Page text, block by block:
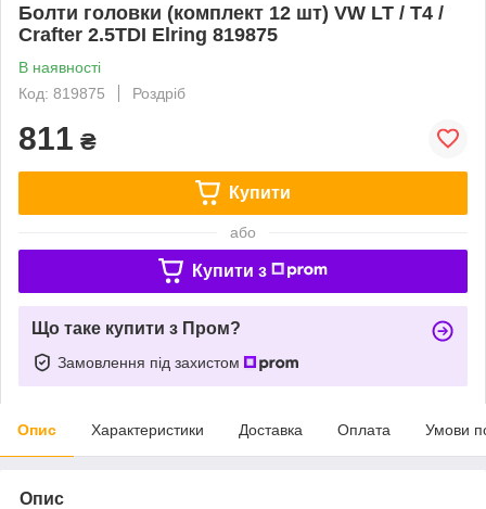
Болти головки (комплект 12 шт) VW LT / T4 /
Crafter 2.5TDI Elring 819875
В наявності
Код: 819875
Роздріб
811 ₴
Купити
або
Купити з
Що таке купити з Пром?
Замовлення під захистом
Опис Характеристики Доставка Оплата Умови
Опис